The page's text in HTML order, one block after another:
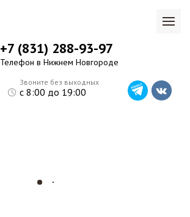
Звоните без выходных
с 8:00 до 19:00
+7 (831) 288-93-97
Телефон в Нижнем Новгороде